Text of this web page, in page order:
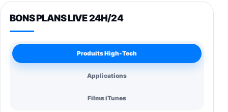
BONS PLANS LIVE 24H/24
Produits High-Tech
Applications
Films iTunes